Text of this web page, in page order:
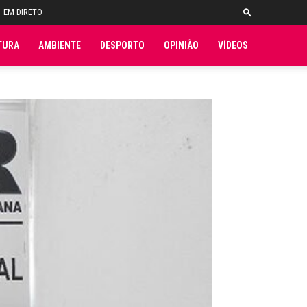
EM DIRETO
AMBIENTE DESPORTO OPINIÃO VÍDEOS